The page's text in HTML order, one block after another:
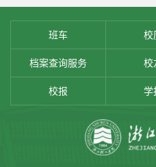
班车 校
档案查询服务 校
校报 学